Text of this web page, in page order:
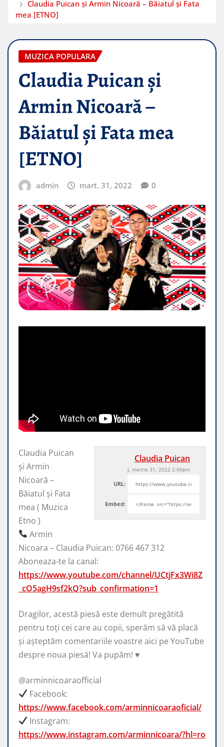
Claudia Puican și Armin Nicoară – Băiatul și Fata
mea [ETNO]
MUZICA POPULARA
Claudia Puican și
Armin Nicoară –
Băiatul și Fata mea
[ETNO]
admin mart. 31, 2022 0
Claudia Puican
J, martie 31, 2022 2:00pm
URL:
Embed:
Claudia Puican
și Armin
Nicoară –
Băiatul și Fata
mea ( Muzica
Etno )
Armin
Nicoara – Claudia Puican: 0766 467 312
Aboneaza-te la canal:
https://www.youtube.com/channel/UCtjFx3Wi8Z
_cO5agH9sf2kQ?sub_confirmation=1
Dragilor, acestă piesă este demult pregătită
pentru toți cei care au copii, sperăm să vă placă
și așteptăm comentariile voastre aici pe YouTube
despre noua piesă! Va pupăm! ♥️
@arminnicoaraofficial
Facebook:
https://www.facebook.com/arminnicoaraoficial/
Instagram:
https://www.instagram.com/arminnicoara/?hl=ro